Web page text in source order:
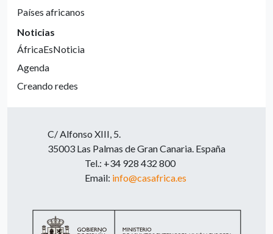
Países africanos
Noticias
ÁfricaEsNoticia
Agenda
Creando redes
C/ Alfonso XIII, 5.
35003 Las Palmas de Gran Canaria. España
Tel.: +34 928 432 800
Email: info@casafrica.es